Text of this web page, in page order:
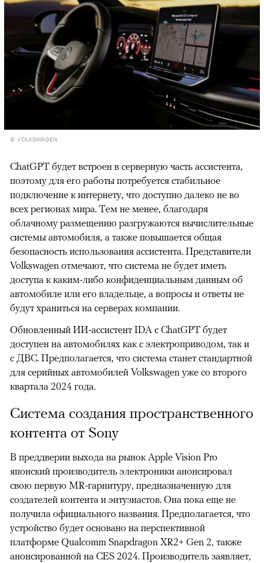
© VOLKSWAGEN
ChatGPT будет встроен в серверную часть ассистента,
поэтому для его работы потребуется стабильное
подключение к интернету, что доступно далеко не во
всех регионах мира. Тем не менее, благодаря
облачному размещению разгружаются вычислительные
системы автомобиля, а также повышается общая
безопасность использования ассистента. Представители
Volkswagen отмечают, что система не будет иметь
доступа к каким-либо конфиденциальным данным об
автомобиле или его владельце, а вопросы и ответы не
будут храниться на серверах компании.
Обновленный ИИ-ассистент IDA с ChatGPT будет
доступен на автомобилях как с электроприводом, так и
с ДВС. Предполагается, что система станет стандартной
для серийных автомобилей Volkswagen уже со второго
квартала 2024 года.
Система создания пространственного
контента от Sony
В преддверии выхода на рынок Apple Vision Pro
японский производитель электроники анонсировал
свою первую MR-гарнитуру, предназначенную для
создателей контента и энтузиастов. Она пока еще не
получила официального названия. Предполагается, что
устройство будет основано на перспективной
платформе Qualcomm Snapdragon XR2+ Gen 2, также
анонсированной на CES 2024. Производитель заявляет,